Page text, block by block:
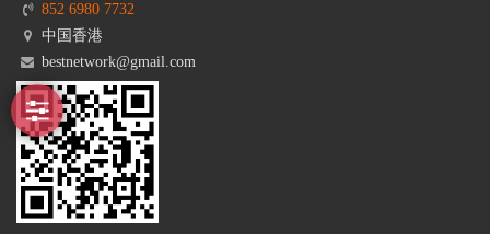
852 6980 7732
中国香港
bestnetwork@gmail.com